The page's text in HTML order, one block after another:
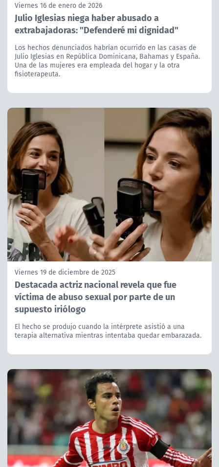
Viernes 16 de enero de 2026
Julio Iglesias niega haber abusado a
extrabajadoras: "Defenderé mi dignidad"
Los hechos denunciados habrían ocurrido en las casas de
Julio Iglesias en República Dominicana, Bahamas y España.
Una de las mujeres era empleada del hogar y la otra
fisioterapeuta.
Viernes 19 de diciembre de 2025
Destacada actriz nacional revela que fue
víctima de abuso sexual por parte de un
supuesto iriólogo
El hecho se produjo cuando la intérprete asistió a una
terapia alternativa mientras intentaba quedar embarazada.